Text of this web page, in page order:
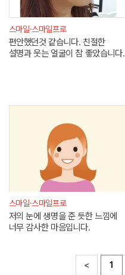
스마일·스마일프로
편안했던것 같습니다. 친절한
설명과 웃는 얼굴이 참 좋았습니다.
스마일·스마일프로
저의 눈에 생명을 준 듯한 느낌에
너무 감사한 마음입니다.
< 1